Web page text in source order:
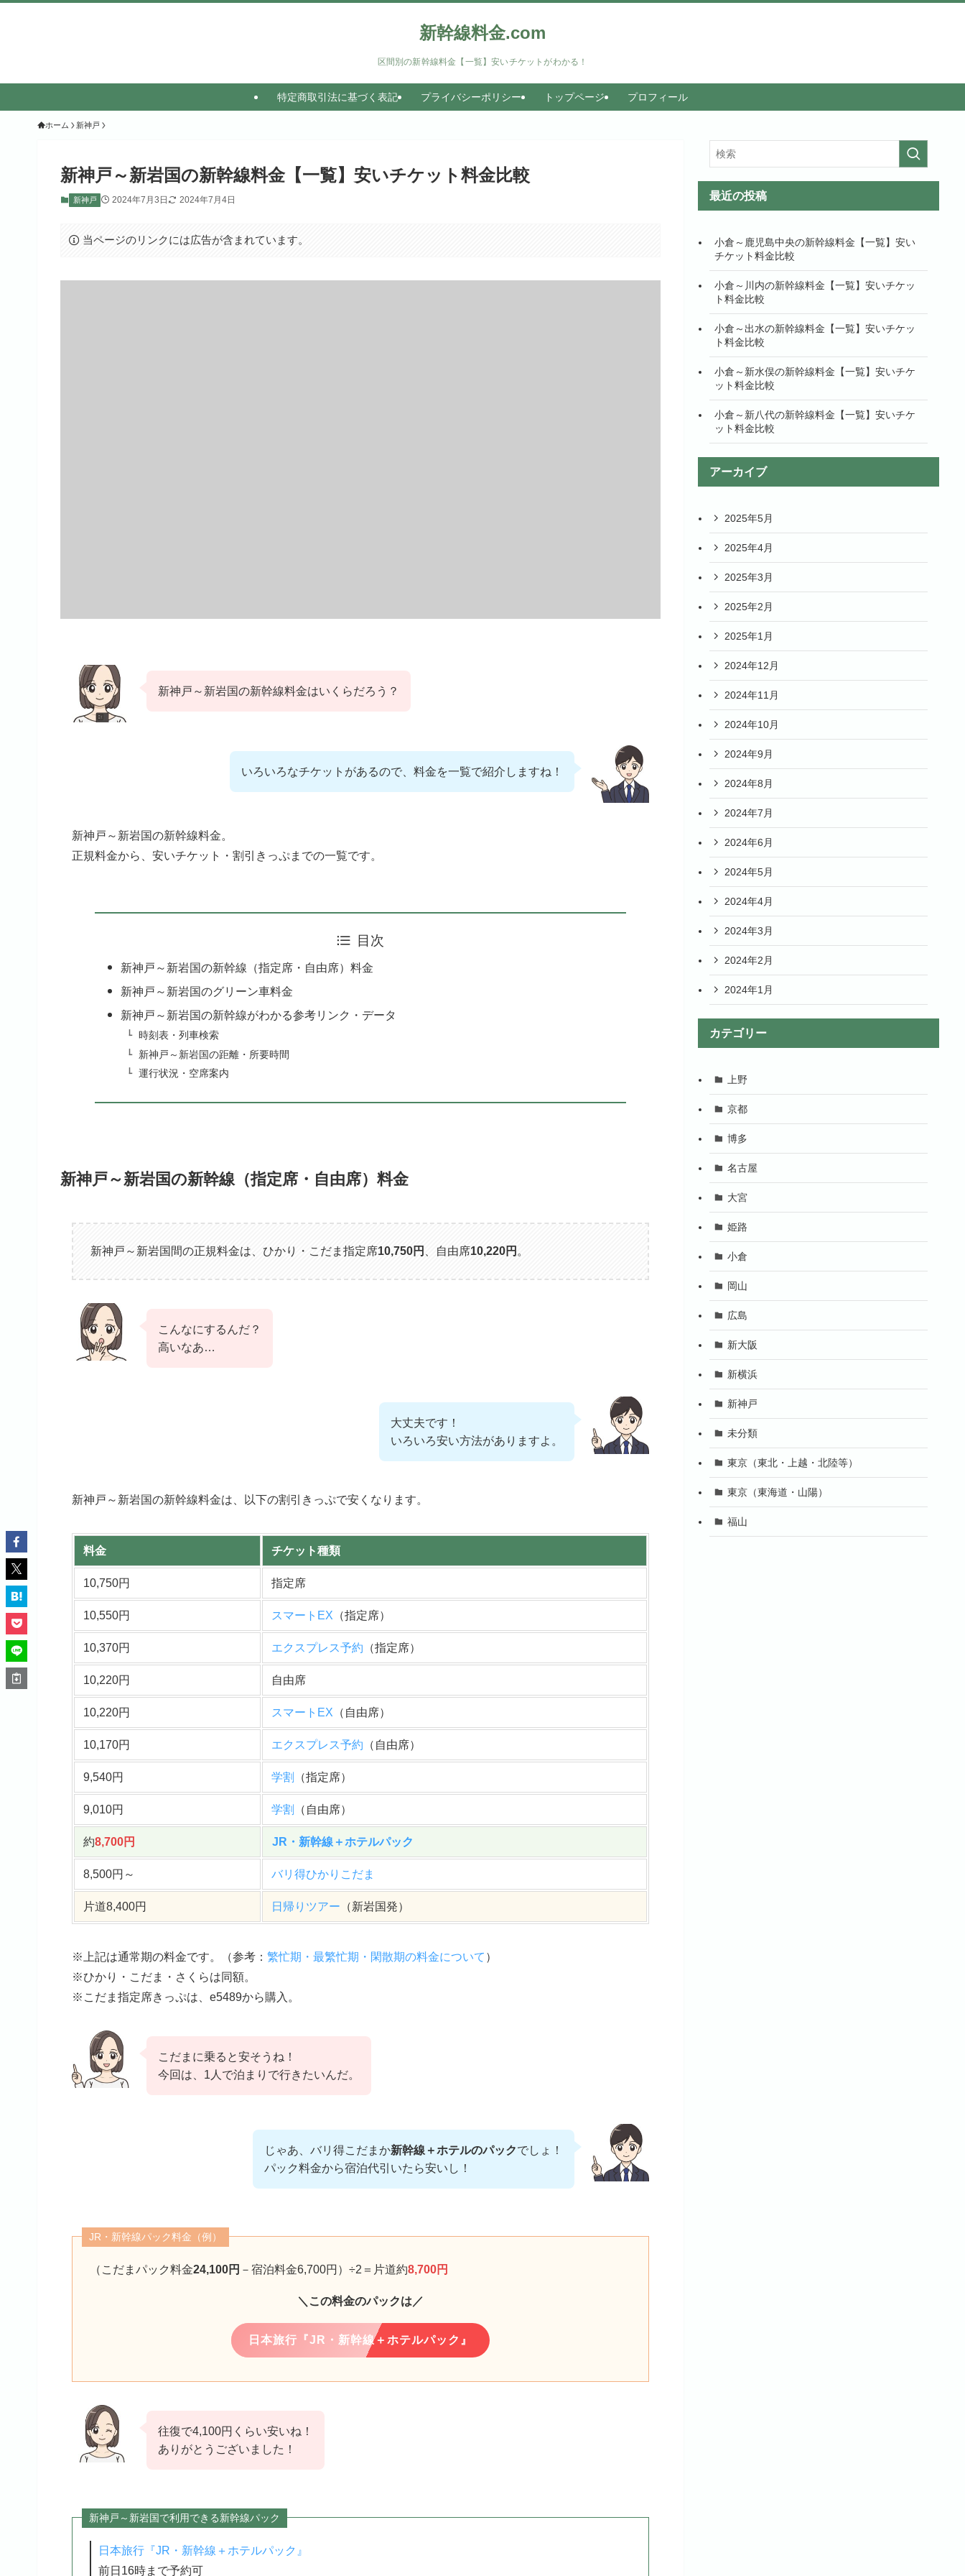
新幹線料金.com
区間別の新幹線料金【一覧】安いチケットがわかる！
特定商取引法に基づく表記 プライバシーポリシー トップページ プロフィール
ホーム 新神戸
新神戸～新岩国の新幹線料金【一覧】安いチケット料金比較
新神戸 2024年7月3日 2024年7月4日
当ページのリンクには広告が含まれています。
新神戸～新岩国の新幹線料金はいくらだろう？
いろいろなチケットがあるので、料金を一覧で紹介しますね！
新神戸～新岩国の新幹線料金。
正規料金から、安いチケット・割引きっぷまでの一覧です。
目次
新神戸～新岩国の新幹線（指定席・自由席）料金
新神戸～新岩国のグリーン車料金
新神戸～新岩国の新幹線がわかる参考リンク・データ
時刻表・列車検索
新神戸～新岩国の距離・所要時間
運行状況・空席案内
新神戸～新岩国の新幹線（指定席・自由席）料金
新神戸～新岩国間の正規料金は、ひかり・こだま指定席10,750円 、自由席10,220円 。
こんなにするんだ？
高いなあ…
大丈夫です！
いろいろ安い方法がありますよ。
新神戸～新岩国の新幹線料金は、以下の割引きっぷで安くなります。
料金 チケット種類
10,750円 指定席
10,550円 スマートEX （指定席）
10,370円 エクスプレス予約 （指定席）
10,220円 自由席
10,220円 スマートEX （自由席）
10,170円 エクスプレス予約 （自由席）
9,540円 学割 （指定席）
9,010円 学割 （自由席）
約8,700円 JR・新幹線＋ホテルパック
8,500円～ バリ得ひかりこだま
片道8,400円 日帰りツアー （新岩国発）
※上記は通常期の料金です。（参考 ： 繁忙期・最繁忙期・閑散期の料金について ）
※ひかり・こだま・さくらは同額。
※こだま指定席きっぷは、e5489から購入。
こだまに乗ると安そうね！
今回は、1人で泊まりで行きたいんだ。
じゃあ、バリ得こだまか新幹線＋ホテルのパックでしょ！
パック料金から宿泊代引いたら安いし！
JR・新幹線パック料金（例）
（こだまパック料金24,100円 －宿泊料金6,700円）÷2＝片道約8,700円
＼この料金のパックは／
日本旅行『JR・新幹線＋ホテルパック』
往復で4,100円くらい安いね！
ありがとうございました！
新神戸～新岩国で利用できる新幹線パック
日本旅行『JR・新幹線＋ホテルパック』
前日16時まで予約可
最近の投稿
小倉～鹿児島中央の新幹線料金【一覧】安い
チケット料金比較
小倉～川内の新幹線料金【一覧】安いチケッ
ト料金比較
小倉～出水の新幹線料金【一覧】安いチケッ
ト料金比較
小倉～新水俣の新幹線料金【一覧】安いチケ
ット料金比較
小倉～新八代の新幹線料金【一覧】安いチケ
ット料金比較
アーカイブ
2025年5月
2025年4月
2025年3月
2025年2月
2025年1月
2024年12月
2024年11月
2024年10月
2024年9月
2024年8月
2024年7月
2024年6月
2024年5月
2024年4月
2024年3月
2024年2月
2024年1月
カテゴリー
上野
京都
博多
名古屋
大宮
姫路
小倉
岡山
広島
新大阪
新横浜
新神戸
未分類
東京（東北・上越・北陸等）
東京（東海道・山陽）
福山